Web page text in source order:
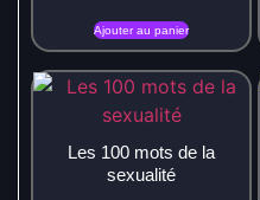
Ajouter au panier
Les 100 mots de la
sexualité